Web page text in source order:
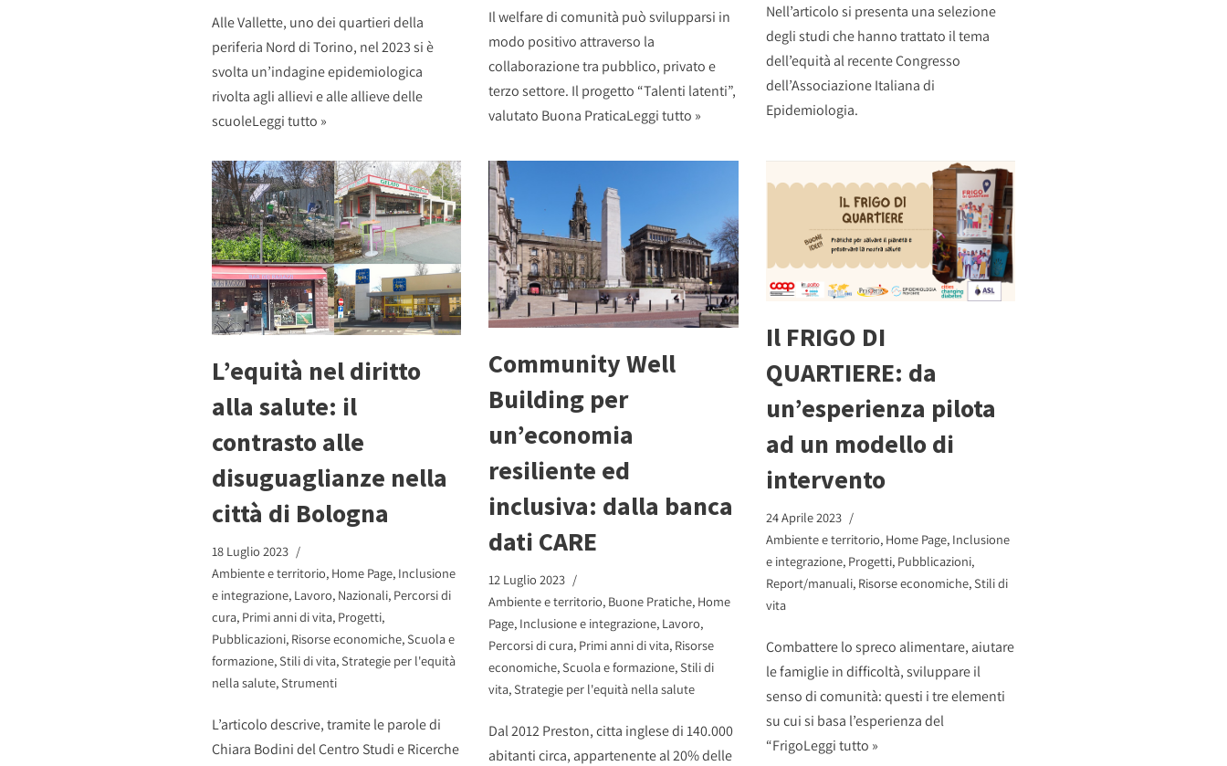
Alle Vallette, uno dei quartieri della
periferia Nord di Torino, nel 2023 si è
svolta un’indagine epidemiologica
rivolta agli allievi e alle allieve delle
scuoleLeggi tutto »
Il welfare di comunità può svilupparsi in
modo positivo attraverso la
collaborazione tra pubblico, privato e
terzo settore. Il progetto “Talenti latenti”,
valutato Buona PraticaLeggi tutto »
Nell’articolo si presenta una selezione
degli studi che hanno trattato il tema
dell’equità al recente Congresso
dell’Associazione Italiana di
Epidemiologia.
L’equità nel diritto
alla salute: il
contrasto alle
disuguaglianze nella
città di Bologna
18 Luglio 2023
Ambiente e territorio, Home Page, Inclusione
e integrazione, Lavoro, Nazionali, Percorsi di
cura, Primi anni di vita, Progetti,
Pubblicazioni, Risorse economiche,Scuola e
formazione,Stili di vita,Strategie per l'equità
nella salute,Strumenti
L’articolo descrive, tramite le parole di
Chiara Bodini del Centro Studi e Ricerche
Community Well
Building per
un’economia
resiliente ed
inclusiva: dalla banca
dati CARE
12 Luglio 2023
Ambiente e territorio, Buone Pratiche, Home
Page, Inclusione e integrazione, Lavoro,
Percorsi di cura, Primi anni di vita, Risorse
economiche,Scuola e formazione,Stili di
vita,Strategie per l'equità nella salute
Dal 2012 Preston, citta inglese di 140.000
abitanti circa, appartenente al 20% delle
Il FRIGO DI
QUARTIERE: da
un’esperienza pilota
ad un modello di
intervento
24 Aprile 2023
Ambiente e territorio, Home Page, Inclusione
e integrazione, Progetti, Pubblicazioni,
Report/manuali, Risorse economiche,Stili di
vita
Combattere lo spreco alimentare, aiutare
le famiglie in difficoltà, sviluppare il
senso di comunità: questi i tre elementi
su cui si basa l’esperienza del
“FrigoLeggi tutto »